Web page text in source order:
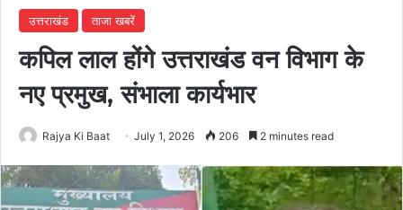
उत्तराखंड ताजा खबरें
कपिल लाल होंगे उत्तराखंड वन विभाग के
नए प्रमुख, संभाला कार्यभार
Rajya Ki Baat July 1, 2026 206 2 minutes read